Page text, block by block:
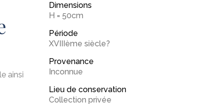
ainsi
Dimensions
H = 50cm
Période
XVIIIème siècle?
Provenance
Inconnue
Lieu de conservation
Collection privée